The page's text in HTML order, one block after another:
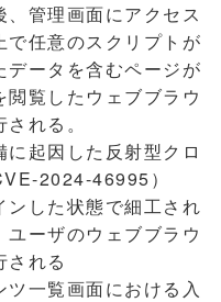
管理画面にアクセス
で任意のスクリプトが
ータを含むページが
覧したウェブブラウ
れる。
に起因した反射型クロ
2024-46995）
した状態で細工され
ーザのウェブブラウ
される
ツ一覧画面における入